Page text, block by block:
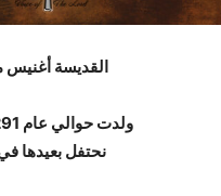
القديسة
ولدت حوالي عام 291 وتوفيت عام 304 أو 305
نحتفل بعيدها في 21 كانون الثاني /